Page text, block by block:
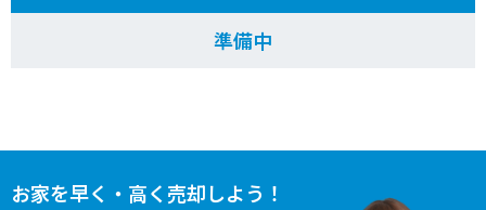
準備中
お家を早く・高く売却しよう！